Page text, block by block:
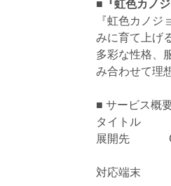
■『虹色カノ
『虹色カノ
みに育て上げ
多彩な性格、
み合わせて理
■ サービス概
タイトル 『
展開先
※iOS版
対応端末